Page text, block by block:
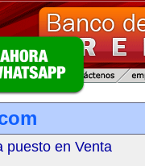
puesto en Venta